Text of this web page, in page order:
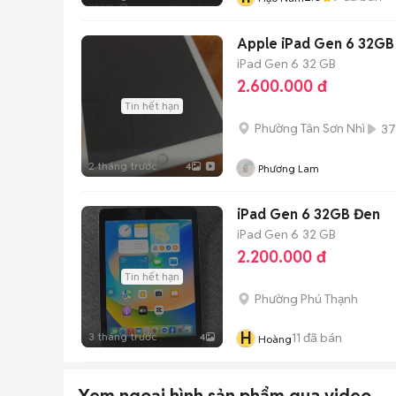
Tin hết hạn
2 tháng trước 4
Apple iPad Gen 6
iPad Gen 6 32 GB
2.600.000 đ
Phường Tân Sơn Nhì 37
Phương Lam
Tin hết hạn
3 tháng trước 4
iPad Gen 6 32GB Đen
iPad Gen 6 32 GB
2.200.000 đ
Phường Phú Thạnh
H Hoàng11 đã bán